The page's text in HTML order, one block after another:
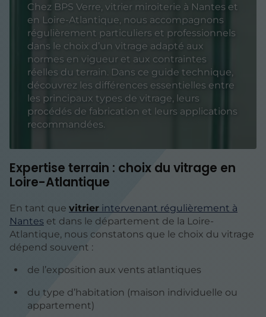
Chez BPS Verre, vitrier miroiterie à Nantes et
en Loire-Atlantique, nous accompagnons
régulièrement particuliers et professionnels
dans le choix d’un vitrage adapté aux
normes en vigueur et aux contraintes
réelles du terrain. Dans ce guide technique,
découvrez les différences essentielles entre
les principaux types de vitrage, leurs
procédés de fabrication et leurs applications
recommandées.
Expertise terrain : choix du vitrage en
Loire-Atlantique
En tant que vitrier intervenant régulièrement à
Nantes et dans le département de la Loire-
Atlantique, nous constatons que le choix du vitrage
dépend souvent :
de l’exposition aux vents atlantiques
du type d’habitation (maison individuelle ou
appartement)